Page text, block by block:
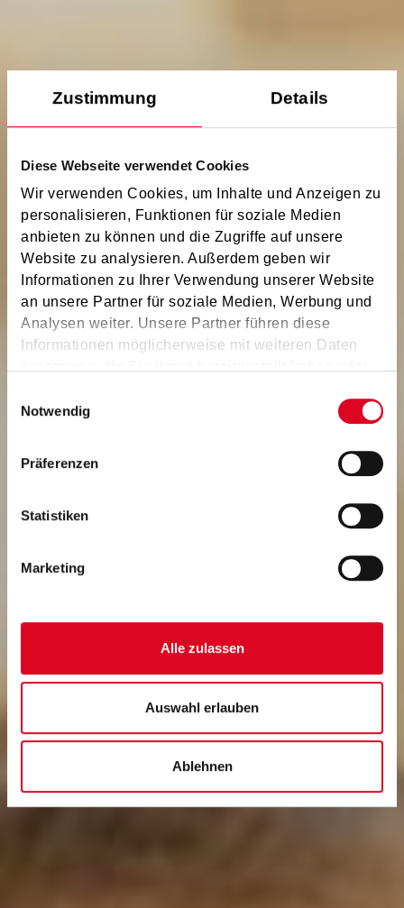
Zustimmung Details
Diese Webseite verwendet Cookies
Wir verwenden Cookies, um Inhalte und Anzeigen zu
personalisieren, Funktionen für soziale Medien
anbieten zu können und die Zugriffe auf unsere
Website zu analysieren. Außerdem geben wir
Informationen zu Ihrer Verwendung unserer Website
an unsere Partner für soziale Medien, Werbung und
Analysen weiter. Unsere Partner führen diese
Informationen möglicherweise mit weiteren Daten
zusammen, die Sie ihnen bereitgestellt haben oder
gesammelt haben.
Notwendig
Präferenzen
Statistiken
Marketing
Alle zulassen
Auswahl erlauben
Ablehnen
Musikkunde / Musikum
Grödig